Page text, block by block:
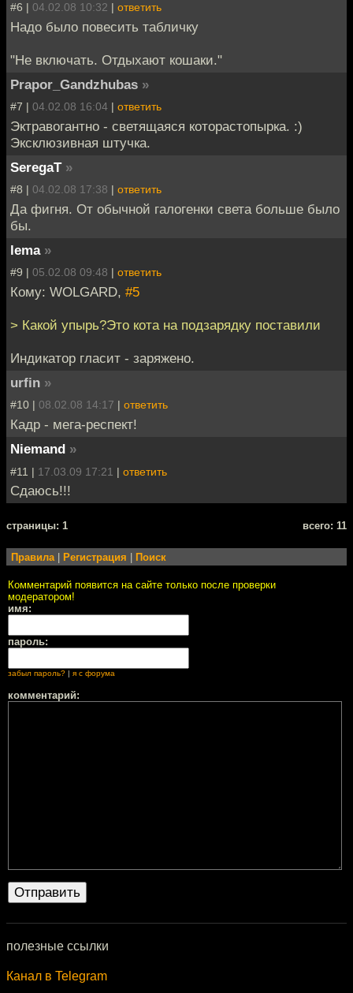
#6 | 04.02.08 10:32 | ответить
Надо было повесить табличку
"Не включать. Отдыхают кошаки."
Prapor_Gandzhubas »
#7 | 04.02.08 16:04 | ответить
Эктравогантно - светящаяся которастопырка. :)
Эксклюзивная штучка.
SeregaT »
#8 | 04.02.08 17:38 | ответить
Да фигня. От обычной галогенки света больше было
бы.
lema »
#9 | 05.02.08 09:48 | ответить
Кому: WOLGARD, #5
> Какой упырь?Это кота на подзарядку поставили
Индикатор гласит - заряжено.
urfin »
#10 | 08.02.08 14:17 | ответить
Кадр - мега-респект!
Niemand »
#11 | 17.03.09 17:21 | ответить
Сдаюсь!!!
cтраницы: 1 всего: 11
Правила| Регистрация Поиск
Комментарий появится на сайте только после проверки
модератором!
имя:
пароль:
забыл пароль? я с форума
комментарий:
полезные ссылки
Канал в Telegram